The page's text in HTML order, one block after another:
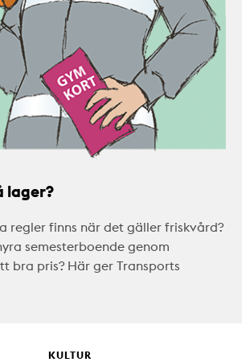
lager?
regler finns när det gäller friskvård?
semesterboende genom
bra pris? Här ger Transports
KULTUR